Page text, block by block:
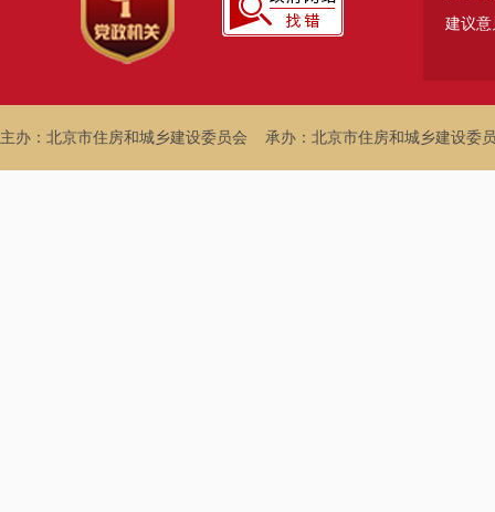
建议意
主办：北京市住房和城乡建设委员会 承办：北京市住房和城乡建设委